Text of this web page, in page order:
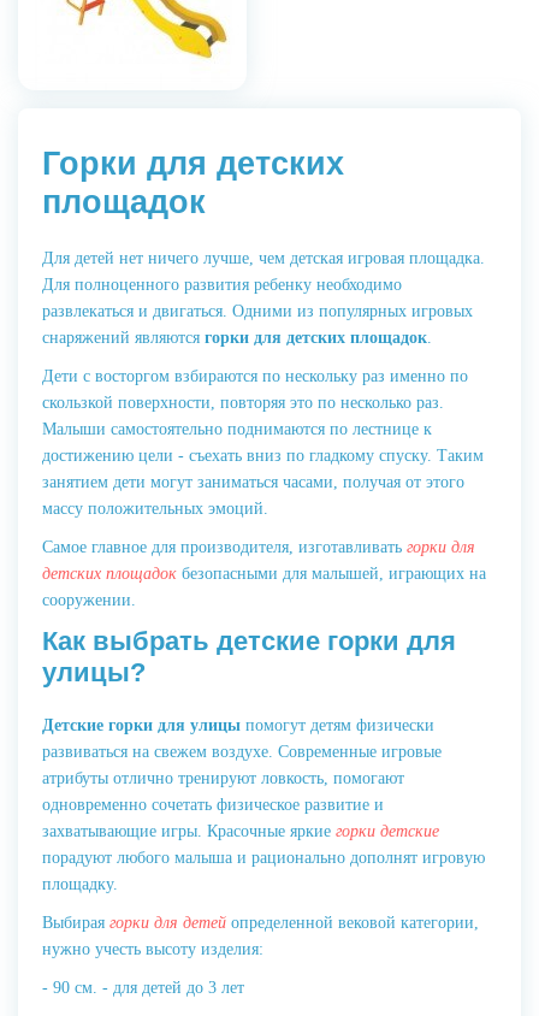
Горки для детских
площадок
Для детей нет ничего лучше, чем детская игровая площадка.
Для полноценного развития ребенку необходимо
развлекаться и двигаться. Одними из популярных игровых
снаряжений являются горки для детских площадок.
Дети с восторгом взбираются по нескольку раз именно по
скользкой поверхности, повторяя это по несколько раз.
Малыши самостоятельно поднимаются по лестнице к
достижению цели - съехать вниз по гладкому спуску. Таким
занятием дети могут заниматься часами, получая от этого
массу положительных эмоций.
Самое главное для производителя, изготавливать горки для
детских площадок безопасными для малышей, играющих на
сооружении.
Как выбрать детские горки для
улицы?
Детские горки для улицы помогут детям физически
развиваться на свежем воздухе. Современные игровые
атрибуты отлично тренируют ловкость, помогают
одновременно сочетать физическое развитие и
захватывающие игры. Красочные яркие горки детские
порадуют любого малыша и рационально дополнят игровую
площадку.
Выбирая горки для детей определенной вековой категории,
нужно учесть высоту изделия:
- 90 см. - для детей до 3 лет